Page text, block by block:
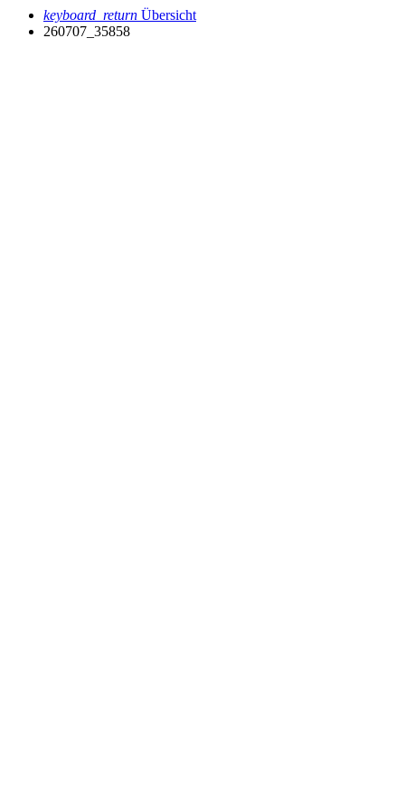
keyboard_return Übersicht
260707_35858